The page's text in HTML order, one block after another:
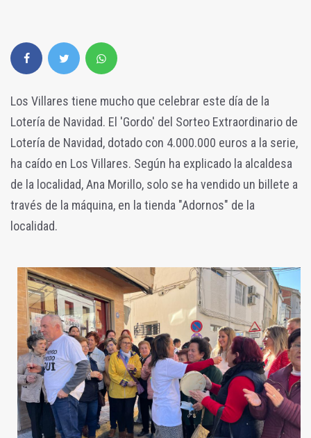
Los Villares tiene mucho que celebrar este día de la
Lotería de Navidad. El 'Gordo' del Sorteo Extraordinario de
Lotería de Navidad, dotado con 4.000.000 euros a la serie,
ha caído en Los Villares. Según ha explicado la alcaldesa
de la localidad, Ana Morillo, solo se ha vendido un billete a
través de la máquina, en la tienda "Adornos" de la
localidad.